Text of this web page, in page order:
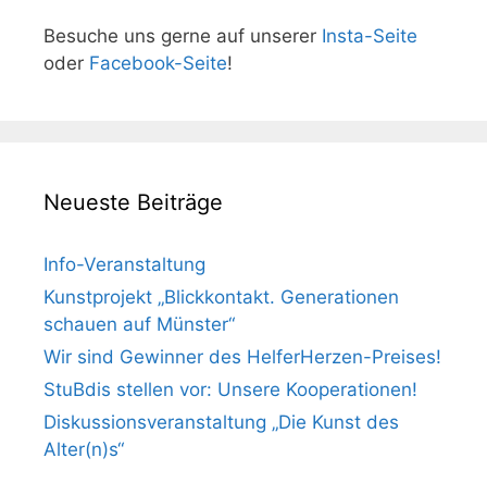
Besuche uns gerne auf unserer Insta-Seite
oder Facebook-Seite!
Neueste Beiträge
Info-Veranstaltung
Kunstprojekt „Blickkontakt. Generationen
schauen auf Münster“
Wir sind Gewinner des HelferHerzen-Preises!
StuBdis stellen vor: Unsere Kooperationen!
Diskussionsveranstaltung „Die Kunst des
Alter(n)s“